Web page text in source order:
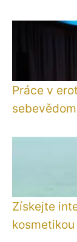
Práce v
Získejte
kosmetikou